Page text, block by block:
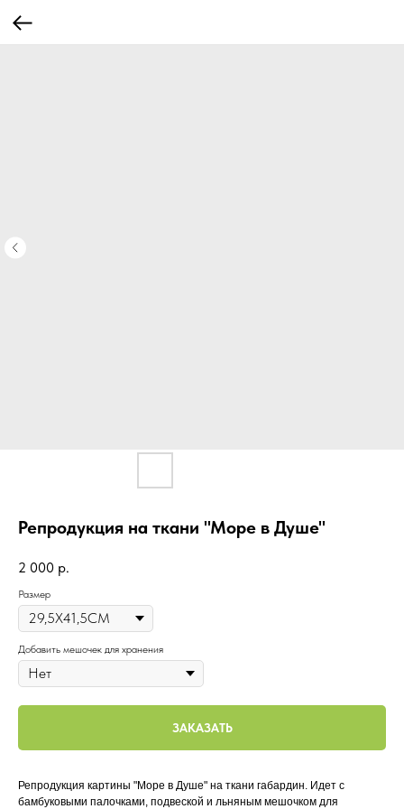
Репродукция на ткани "Море в Душе"
2 000 р.
Размер
Добавить мешочек для хранения
ЗАКАЗАТЬ
Репродукция картины "Море в Душе" на ткани габардин. Идет с
бамбуковыми палочками, подвеской и льняным мешочком для